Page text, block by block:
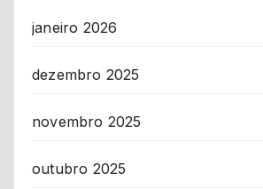
janeiro 2026
dezembro 2025
novembro 2025
outubro 2025